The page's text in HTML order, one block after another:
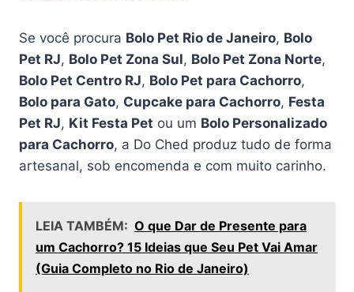
Se você procura Bolo Pet Rio de Janeiro, Bolo
Pet RJ, Bolo Pet Zona Sul, Bolo Pet Zona Norte,
Bolo Pet Centro RJ, Bolo Pet para Cachorro,
Bolo para Gato, Cupcake para Cachorro, Festa
Pet RJ, Kit Festa Pet ou um Bolo Personalizado
para Cachorro, a Do Ched produz tudo de forma
artesanal, sob encomenda e com muito carinho.
LEIA TAMBÉM: O que Dar de Presente para
um Cachorro? 15 Ideias que Seu Pet Vai Amar
(Guia Completo no Rio de Janeiro)